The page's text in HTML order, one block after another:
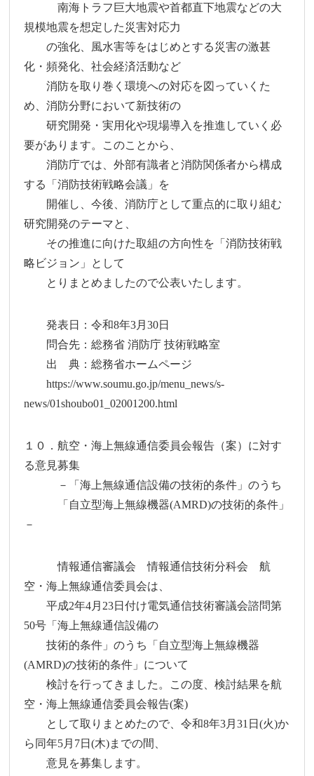
南海トラフ巨大地震や首都直下地震などの大
規模地震を想定した災害対応力
の強化、風水害等をはじめとする災害の激甚
化・頻発化、社会経済活動など
消防を取り巻く環境への対応を図っていくた
め、消防分野において新技術の
研究開発・実用化や現場導入を推進していく必
要があります。このことから、
消防庁では、外部有識者と消防関係者から構成
する「消防技術戦略会議」を
開催し、今後、消防庁として重点的に取り組む
研究開発のテーマと、
その推進に向けた取組の方向性を「消防技術戦
略ビジョン」として
とりまとめましたので公表いたします。
発表日：令和8年3月30日
問合先：総務省 消防庁 技術戦略室
出 典：総務省ホームページ
https://www.soumu.go.jp/menu_news/s-
news/01shoubo01_02001200.html
１０．航空・海上無線通信委員会報告（案）に対す
る意見募集
－「海上無線通信設備の技術的条件」のうち
「自立型海上無線機器(AMRD)の技術的条件」
－
情報通信審議会 情報通信技術分科会 航
空・海上無線通信委員会は、
平成2年4月23日付け電気通信技術審議会諮問第
50号「海上無線通信設備の
技術的条件」のうち「自立型海上無線機器
(AMRD)の技術的条件」について
検討を行ってきました。この度、検討結果を航
空・海上無線通信委員会報告(案)
として取りまとめたので、令和8年3月31日(火)か
ら同年5月7日(木)までの間、
意見を募集します。